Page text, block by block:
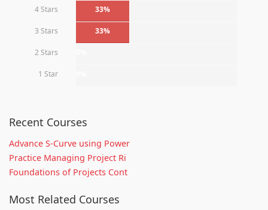
4 Stars 33%
3 Stars 33%
2 Stars
1 Star
Recent Courses
Advance S-Curve using Power
Practice Managing Project Ri
Foundations of Projects Cont
Most Related Courses